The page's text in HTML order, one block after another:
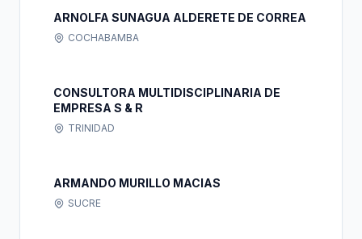
ARNOLFA SUNAGUA ALDERETE DE CORREA
COCHABAMBA
CONSULTORA MULTIDISCIPLINARIA DE
EMPRESA S & R
TRINIDAD
ARMANDO MURILLO MACIAS
SUCRE